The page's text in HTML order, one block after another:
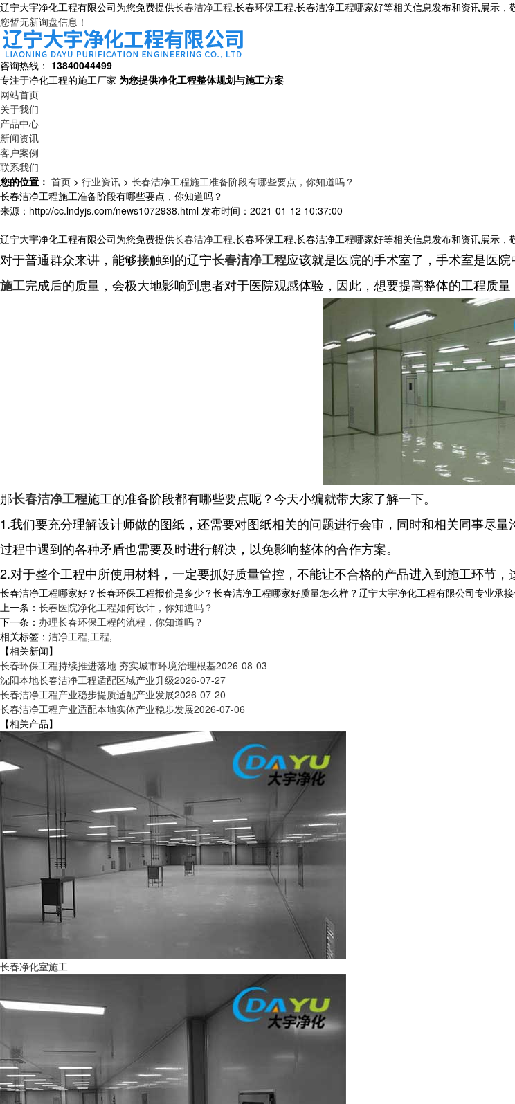
辽宁大宇净化工程有限公司为您免费提供长春洁净工程,长春环保工程,长春洁净工程哪家好等相关信息发布和资讯展示，
您暂无新询盘信息！
咨询热线： 13840044499
专注于净化工程的施工厂家 为您提供净化工程整体规划与施工方案
网站首页
关于我们
产品中心
新闻资讯
客户案例
联系我们
您的位置： 首页 > 行业资讯 > 长春洁净工程施工准备阶段有哪些要点，你知道吗？
长春洁净工程施工准备阶段有哪些要点，你知道吗？
来源：http://cc.lndyjs.com/news1072938.html 发布时间：2021-01-12 10:37:00
辽宁大宇净化工程有限公司为您免费提供长春洁净工程,长春环保工程,长春洁净工程哪家好等相关信息发布和资讯展示，
对于普通群众来讲，能够接触到的辽宁长春洁净工程应该就是医院的手术室了，手术室是医
施工完成后的质量，会极大地影响到患者对于医院观感体验，因此，想要提高整体的工程质
那长春洁净工程施工的准备阶段都有哪些要点呢？今天小编就带大家了解一下。
1.我们要充分理解设计师做的图纸，还需要对图纸相关的问题进行会审，同时和相关同事尽
过程中遇到的各种矛盾也需要及时进行解决，以免影响整体的合作方案。
2.对于整个工程中所使用材料，一定要抓好质量管控，不能让不合格的产品进入到施工环节，
长春洁净工程哪家好？长春环保工程报价是多少？长春洁净工程哪家好质量怎么样？辽宁大宇净化工程有限公司专业承
上一条： 长春医院净化工程如何设计，你知道吗？
下一条： 办理长春环保工程的流程，你知道吗？
相关标签： 洁净工程,工程,
【相关新闻】
长春环保工程持续推进落地 夯实城市环境治理根基2026-08-03
沈阳本地长春洁净工程适配区域产业升级2026-07-27
长春洁净工程产业稳步提质适配产业发展2026-07-20
长春洁净工程产业适配本地实体产业稳步发展2026-07-06
【相关产品】
长春净化室施工